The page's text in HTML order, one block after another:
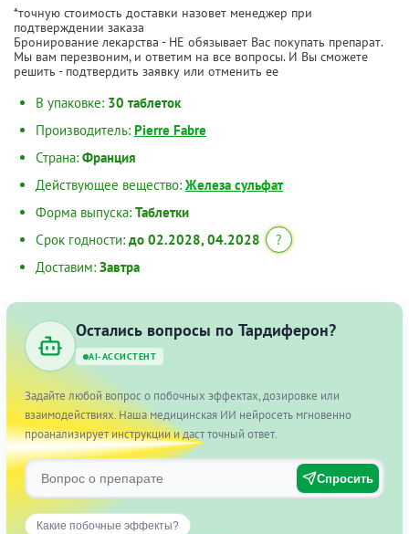
*точную стоимость доставки назовет менеджер при
подтверждении заказа
Бронирование лекарства - НЕ обязывает Вас покупать препарат.
Мы вам перезвоним, и ответим на все вопросы. И Вы сможете
решить - подтвердить заявку или отменить ее
В упаковке: 30 таблеток
Производитель: Pierre Fabre
Страна: Франция
Действующее вещество: Железа сульфат
Форма выпуска: Таблетки
Срок годности: до 02.2028, 04.2028
?
Доставим: Завтра
Остались вопросы по Тардиферон?
AI-АССИСТЕНТ
Задайте любой вопрос о побочных эффектах, дозировке или
взаимодействиях. Наша медицинская ИИ нейросеть мгновенно
проанализирует инструкции и даст точный ответ.
Спросить
Какие побочные эффекты?